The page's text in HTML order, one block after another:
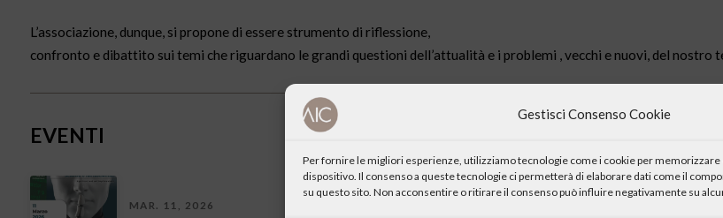
Gestisci Consenso Cookie
Per fornire le migliori esperienze, utilizziamo tecnologie come i cookie per
dispositivo. Il consenso a queste tecnologie ci permetterà di elaborare dati come il
su questo sito. Non acconsentire o ritirare il consenso può influire negativamente su
L’associazione, dunque, si propone di essere strumento di riflessione,
confronto e dibattito sui temi che riguardano le grandi questioni dell’attualità e i problemi , vecchi e nuovi, del nostro
EVENTI
MAR. 11, 2026